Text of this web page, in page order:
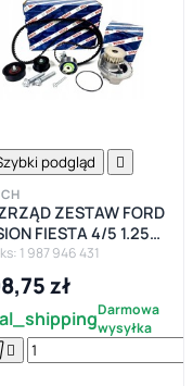

podgląd 
ZESTAW FORD
FIESTA 4/5 1.25
1 987 946 431
zł
Darmowa
wysyłka
